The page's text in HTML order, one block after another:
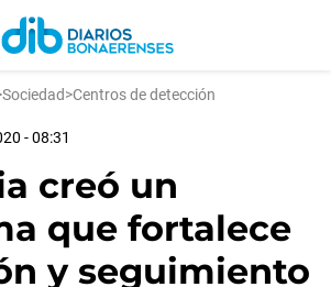
Sociedad>Centros de detección
- 08:31
creó un
que fortalece
y seguimiento